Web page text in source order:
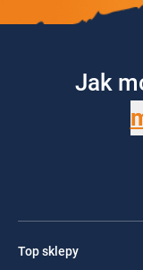
Jak
Top sklepy